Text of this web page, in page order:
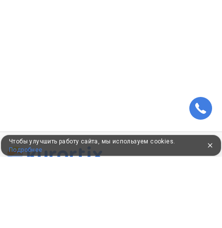
Чтобы улучшить работу сайта, мы используем cookies.
Подробнее